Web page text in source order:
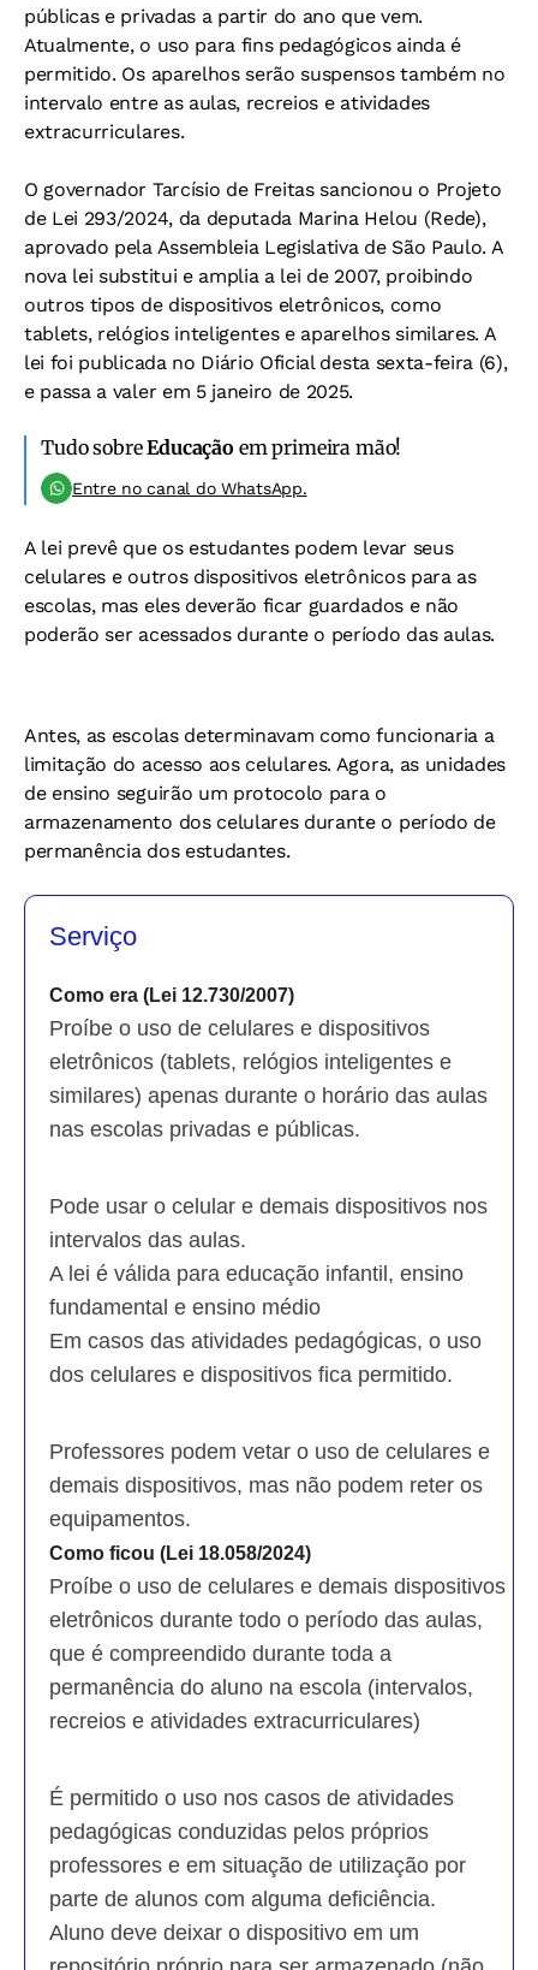
públicas e privadas a partir do ano que vem.
Atualmente, o uso para fins pedagógicos ainda é
permitido. Os aparelhos serão suspensos também no
intervalo entre as aulas, recreios e atividades
extracurriculares.
O governador Tarcísio de Freitas sancionou o Projeto
de Lei 293/2024, da deputada Marina Helou (Rede),
aprovado pela Assembleia Legislativa de São Paulo. A
nova lei substitui e amplia a lei de 2007, proibindo
outros tipos de dispositivos eletrônicos, como
tablets, relógios inteligentes e aparelhos similares. A
lei foi publicada no Diário Oficial desta sexta-feira (6),
e passa a valer em 5 janeiro de 2025.
Tudo sobreEducação em primeira mão!
Entre no canal do WhatsApp.
A lei prevê que os estudantes podem levar seus
celulares e outros dispositivos eletrônicos para as
escolas, mas eles deverão ficar guardados e não
poderão ser acessados durante o período das aulas.
Antes, as escolas determinavam como funcionaria a
limitação do acesso aos celulares. Agora, as unidades
de ensino seguirão um protocolo para o
armazenamento dos celulares durante o período de
permanência dos estudantes.
Serviço
Como era (Lei 12.730/2007)
Proíbe o uso de celulares e dispositivos
eletrônicos (tablets, relógios inteligentes e
similares) apenas durante o horário das aulas
nas escolas privadas e públicas.
Pode usar o celular e demais dispositivos nos
intervalos das aulas.
A lei é válida para educação infantil, ensino
fundamental e ensino médio
Em casos das atividades pedagógicas, o uso
dos celulares e dispositivos fica permitido.
Professores podem vetar o uso de celulares e
demais dispositivos, mas não podem reter os
equipamentos.
Como ficou (Lei 18.058/2024)
Proíbe o uso de celulares e demais dispositivos
eletrônicos durante todo o período das aulas,
que é compreendido durante toda a
permanência do aluno na escola (intervalos,
recreios e atividades extracurriculares)
É permitido o uso nos casos de atividades
pedagógicas conduzidas pelos próprios
professores e em situação de utilização por
parte de alunos com alguma deficiência.
Aluno deve deixar o dispositivo em um